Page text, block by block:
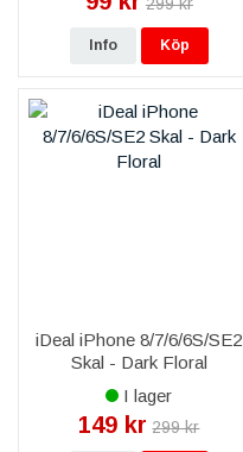
Info Köp
iDeal iPhone 8/7/6/6S/SE2
Skal - Dark Floral
I lager
149 kr 299 kr